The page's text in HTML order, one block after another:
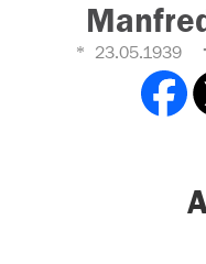
23.05.1939